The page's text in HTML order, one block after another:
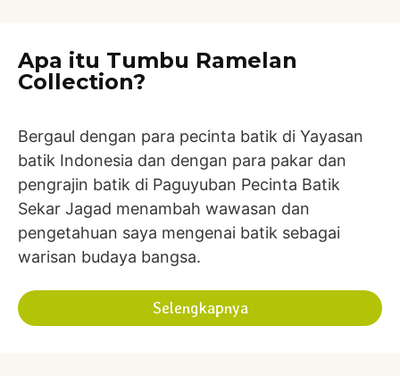
Apa itu Tumbu Ramelan
Collection?
Bergaul dengan para pecinta batik di Yayasan
batik Indonesia dan dengan para pakar dan
pengrajin batik di Paguyuban Pecinta Batik
Sekar Jagad menambah wawasan dan
pengetahuan saya mengenai batik sebagai
warisan budaya bangsa.
Selengkapnya